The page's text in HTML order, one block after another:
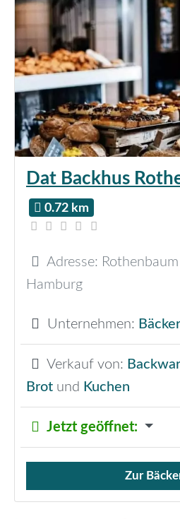
Dat Backhus
0.72 km
Adresse:
Hamburg
Unternehmen:
Verkauf von:
Brot und Kuchen
Jetzt geöffnet:
Verkauf von Brötchen,
Zur